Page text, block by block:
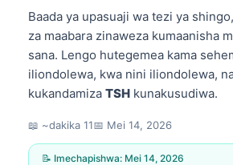
Baada ya upasuaji wa tezi ya
za maabara zinaweza kumaanisha
sana. Lengo hutegemea kama
iliondolewa, kwa nini iliondolewa,
kukandamiza TSH kunakusudiwa.
📖 ~dakika 11📅 Mei 14, 2026
📝 Imechapishwa: Mei 14, 2026